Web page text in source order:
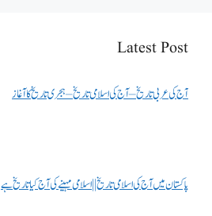
Latest Post
آج کی عربی تاریخ – آج کی اسلامی تاریخ – ہجری تاریخ کا آغاز
پاکستان میں آج کی اسلامی تاریخ || اسلامی مہینے کی آج کیا تاریخ ہے